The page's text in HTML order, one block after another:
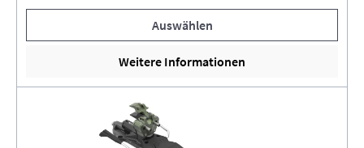
Auswählen
Weitere Informationen